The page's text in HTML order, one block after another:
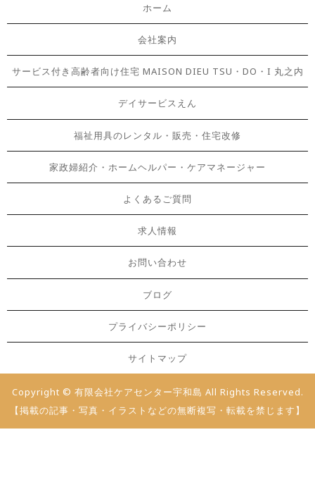
ホーム
会社案内
サービス付き高齢者向け住宅 MAISON DIEU TSU・DO・I 丸之内
デイサービスえん
福祉用具のレンタル・販売・住宅改修
家政婦紹介・ホームヘルパー・ケアマネージャー
よくあるご質問
求人情報
お問い合わせ
ブログ
プライバシーポリシー
サイトマップ
Copyright © 有限会社ケアセンター宇和島 All Rights Reserved.
【掲載の記事・写真・イラストなどの無断複写・転載を禁じます】